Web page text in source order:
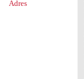
Adres